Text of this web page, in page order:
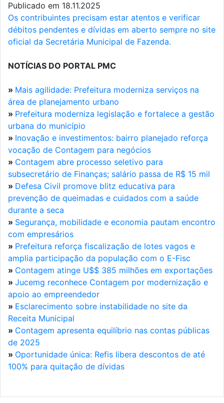
Publicado em 18.11.2025
Os contribuintes precisam estar atentos e verificar
débitos pendentes e dívidas em aberto sempre no site
oficial da Secretária Municipal de Fazenda.
NOTÍCIAS DO PORTAL PMC
» Mais agilidade: Prefeitura moderniza serviços na
área de planejamento urbano
» Prefeitura moderniza legislação e fortalece a gestão
urbana do município
» Inovação e investimentos: bairro planejado reforça
vocação de Contagem para negócios
» Contagem abre processo seletivo para
subsecretário de Finanças; salário passa de R$ 15 mil
» Defesa Civil promove blitz educativa para
prevenção de queimadas e cuidados com a saúde
durante a seca
» Segurança, mobilidade e economia pautam encontro
com empresários
» Prefeitura reforça fiscalização de lotes vagos e
amplia participação da população com o E-Fisc
» Contagem atinge U$$ 385 milhões em exportações
» Jucemg reconhece Contagem por modernização e
apoio ao empreendedor
» Esclarecimento sobre instabilidade no site da
Receita Municipal
» Contagem apresenta equilíbrio nas contas públicas
de 2025
» Oportunidade única: Refis libera descontos de até
100% para quitação de dívidas